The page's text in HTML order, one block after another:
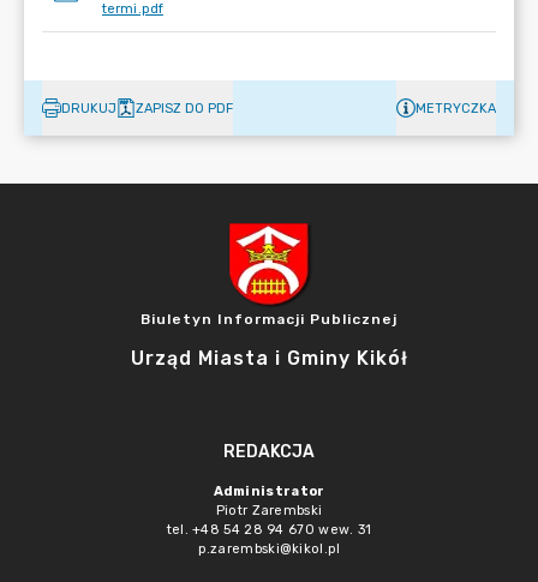
termi.pdf
DRUKUJ ZAPISZ DO PDF METRYCZKA
Biuletyn Informacji Publicznej
Urząd Miasta i Gminy Kikół
REDAKCJA
Administrator
Piotr Zarembski
tel. +48 54 28 94 670 wew. 31
p.zarembski@kikol.pl